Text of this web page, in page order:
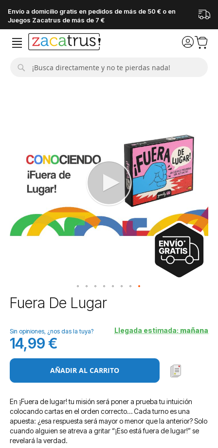
Envío a domicilio gratis en pedidos de más de 50 € o en
Juegos Zacatrus de más de 7 €
imágenes
Saltar
al
de
la
galería
de
Fuera De Lugar
Llegada estimada: mañana
Sin opiniones, ¿nos das la tuya?
14,99 €
AÑADIR AL CARRITO
En ¡Fuera de lugar! tu misión será poner a prueba tu intuición
colocando cartas en el orden correcto… Cada turno es una
apuesta: ¿esa respuesta será mayor o menor que la anterior? Solo
cuando alguien se atreva a gritar “¡Eso está fuera de lugar!” se
revelará la verdad.